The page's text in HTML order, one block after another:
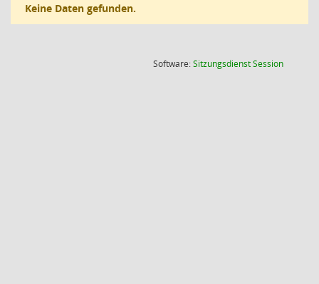
Keine Daten gefunden.
Software:SitzungsdienstSession(Wird in